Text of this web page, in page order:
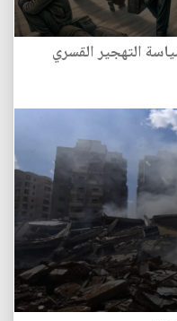
التهجير القسري